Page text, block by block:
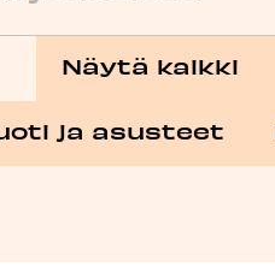
Näytä kaikki
ja asusteet